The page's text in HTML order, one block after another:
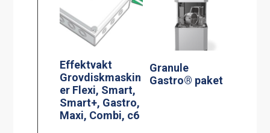
Effektvakt
Grovdiskmaskin
er Flexi, Smart,
Smart+, Gastro,
Maxi, Combi, c6
Granule
Gastro® paket